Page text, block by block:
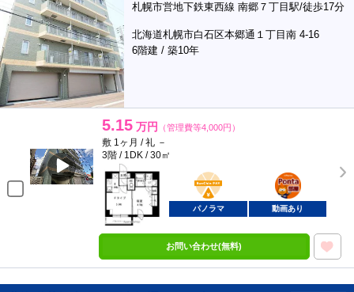
札幌市営地下鉄東西線 南郷７丁目駅/徒歩17分
北海道札幌市白石区本郷通１丁目南 4-16
6階建 / 築10年
5.15 万円 （管理費等4,000円）
敷 1ヶ月 / 礼 －
3階 / 1DK / 30㎡
BunChinPAY
ポンタ
部屋
パノラマ 動画あり
お問い合わせ(無料)